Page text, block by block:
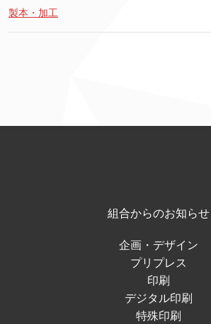
製本・加工
組合からのお知らせ
企画・デザイン
プリプレス
印刷
デジタル印刷
特殊印刷